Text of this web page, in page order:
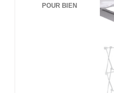
POUR BIEN